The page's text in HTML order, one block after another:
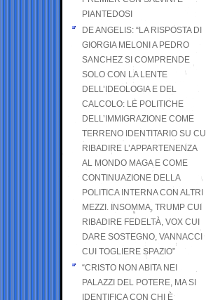
PIANTEDOSI
DE ANGELIS: “LA RISPOSTA DI
GIORGIA MELONI A PEDRO
SANCHEZ SI COMPRENDE
SOLO CON LA LENTE
DELL’IDEOLOGIA E DEL
CALCOLO: LE POLITICHE
DELL’IMMIGRAZIONE COME
TERRENO IDENTITARIO SU CUI
RIBADIRE L’APPARTENENZA
AL MONDO MAGA E COME
CONTINUAZIONE DELLA
POLITICA INTERNA CON ALTRI
MEZZI. INSOMMA, TRUMP CUI
RIBADIRE FEDELTÀ, VOX CUI
DARE SOSTEGNO, VANNACCI
CUI TOGLIERE SPAZIO”
“CRISTO NON ABITA NEI
PALAZZI DEL POTERE, MA SI
IDENTIFICA CON CHI È